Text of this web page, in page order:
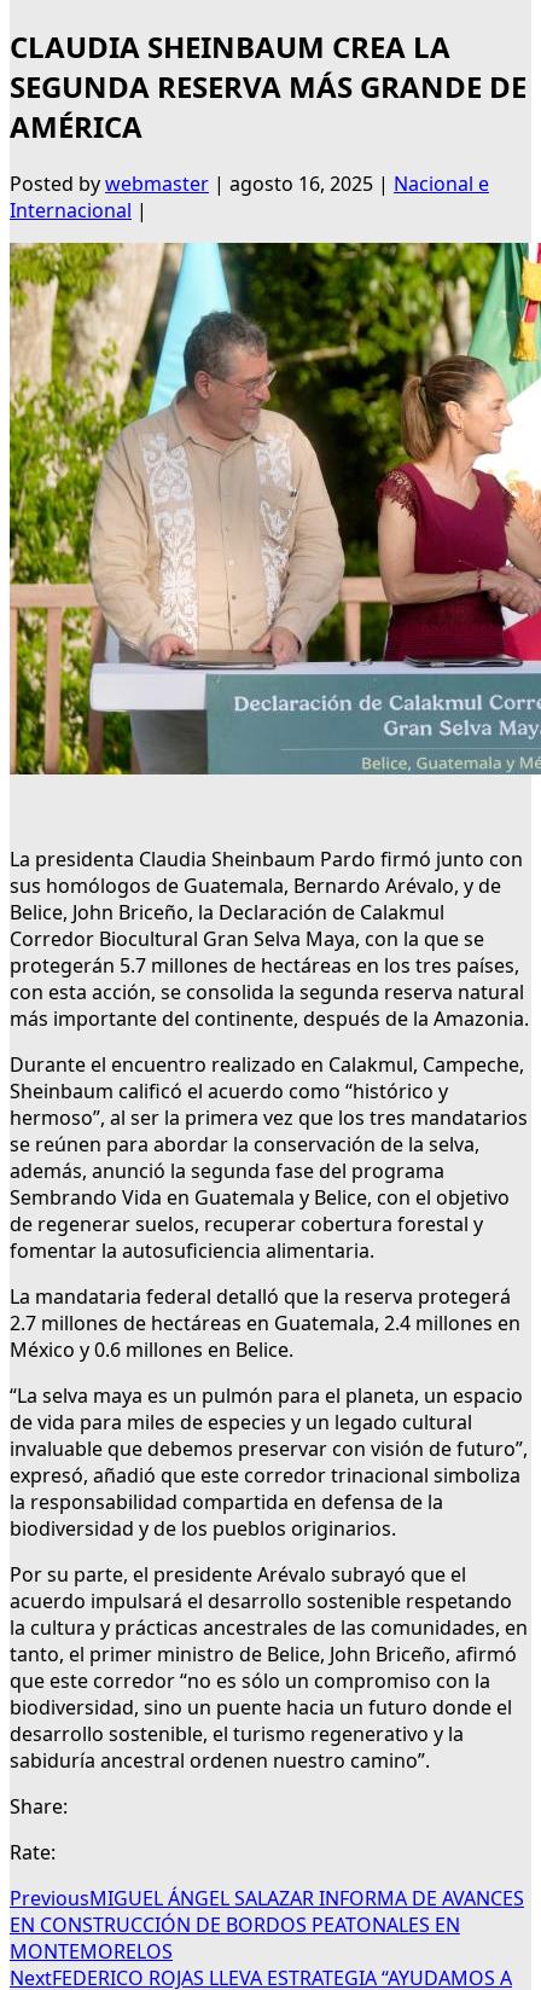
CLAUDIA SHEINBAUM CREA LA
SEGUNDA RESERVA MÁS GRANDE DE
AMÉRICA
Posted bywebmaster | agosto 16, 2025 | Nacional e
Internacional |
La presidenta Claudia Sheinbaum Pardo firmó junto con
sus homólogos de Guatemala, Bernardo Arévalo, y de
Belice, John Briceño, la Declaración de Calakmul
Corredor Biocultural Gran Selva Maya, con la que se
protegerán 5.7 millones de hectáreas en los tres países,
con esta acción, se consolida la segunda reserva natural
más importante del continente, después de la Amazonia.
Durante el encuentro realizado en Calakmul, Campeche,
Sheinbaum calificó el acuerdo como “histórico y
hermoso”, al ser la primera vez que los tres mandatarios
se reúnen para abordar la conservación de la selva,
además, anunció la segunda fase del programa
Sembrando Vida en Guatemala y Belice, con el objetivo
de regenerar suelos, recuperar cobertura forestal y
fomentar la autosuficiencia alimentaria.
La mandataria federal detalló que la reserva protegerá
2.7 millones de hectáreas en Guatemala, 2.4 millones en
México y 0.6 millones en Belice.
“La selva maya es un pulmón para el planeta, un espacio
de vida para miles de especies y un legado cultural
invaluable que debemos preservar con visión de futuro”,
expresó, añadió que este corredor trinacional simboliza
la responsabilidad compartida en defensa de la
biodiversidad y de los pueblos originarios.
Por su parte, el presidente Arévalo subrayó que el
acuerdo impulsará el desarrollo sostenible respetando
la cultura y prácticas ancestrales de las comunidades, en
tanto, el primer ministro de Belice, John Briceño, afirmó
que este corredor “no es sólo un compromiso con la
biodiversidad, sino un puente hacia un futuro donde el
desarrollo sostenible, el turismo regenerativo y la
sabiduría ancestral ordenen nuestro camino”.
Share:
Rate:
PreviousMIGUEL ÁNGEL SALAZAR INFORMA DE AVANCES
EN CONSTRUCCIÓN DE BORDOS PEATONALES EN
MONTEMORELOS
NextFEDERICO ROJAS LLEVA ESTRATEGIA “AYUDAMOS A